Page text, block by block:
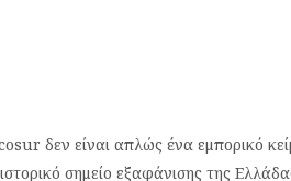
δεν είναι απλώς ένα εμπορικό
σημείο εξαφάνισης της